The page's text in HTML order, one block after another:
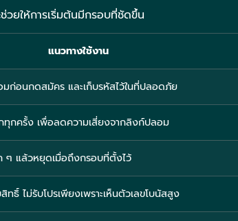
วยให้การเริ่มต้นมีกรอบที่ชัดขึ้น
แนวทางใช้งาน
มก่อนกดสมัคร และเก็บรหัสไว้ในที่ปลอดภัย
ทุกครั้ง เพื่อลดความเสี่ยงจากลิงก์ปลอม
ๆ แล้วหยุดเมื่อถึงกรอบที่ตั้งไว้
ทธิ์ ไม่รับโปรเพียงเพราะเห็นตัวเลขโบนัสสูง